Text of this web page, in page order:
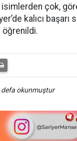
çok,
kalıcı
öğrenildi.
okunmuştur